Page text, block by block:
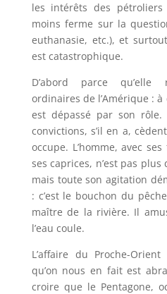
les intérêts des
moins ferme sur la
euthanasie, etc.), et
est catastrophique.
D’abord parce
ordinaires de l’Amérique :
est dépassé par son rôle.
convictions, s’il en a,
occupe. L’homme, avec
ses caprices, n’est pas
mais toute son agitation
: c’est le bouchon du
maître de la rivière. Il
l’eau coule.
L’affaire du Proche-
qu’on nous en fait est
croire que le Pentagone,